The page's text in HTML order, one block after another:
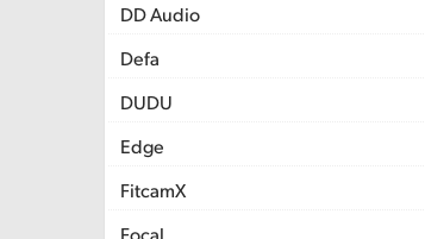
DD Audio
Defa
DUDU
Edge
FitcamX
Focal